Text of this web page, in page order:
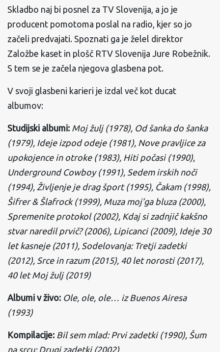
Skladbo naj bi posnel za TV Slovenija, a jo je
producent pomotoma poslal na radio, kjer so jo
začeli predvajati. Spoznati ga je želel direktor
Založbe kaset in plošč RTV Slovenija Jure Robežnik.
S tem se je začela njegova glasbena pot.
V svoji glasbeni karieri je izdal več kot ducat
albumov:
Studijski albumi: Moj žulj (1978), Od šanka do šanka
(1979), Ideje izpod odeje (1981), Nove pravljice za
upokojence in otroke (1983), Hiti počasi (1990),
Underground Cowboy (1991), Sedem irskih noči
(1994), Življenje je drag šport (1995), Čakam (1998),
Šifrer & Šlafrock (1999), Muza moj’ga bluza (2000),
Spremenite protokol (2002), Kdaj si zadnjič kakšno
stvar naredil prvič? (2006), Lipicanci (2009), Ideje 30
let kasneje (2011), Sodelovanja: Tretji zadetki
(2012), Srce in razum (2015), 40 let norosti (2017),
40 let Moj žulj (2019)
Albumi v živo: Ole, ole, ole… iz Buenos Airesa
(1993)
Kompilacije: Bil sem mlad: Prvi zadetki (1990), Šum
na srcu: Drugi zadetki (2002)